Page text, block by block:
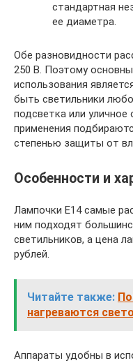
стандартная
ее диаметра.
Обе разновидности
250 В. Поэтому
использования
быть светильники
подсветка или
применения
степенью защиты от
Особенности и
Лампочки Е14 самые
ним подходят
светильников, а цена
рублей.
Читайте также:
нагреваются
Аппараты удобны в